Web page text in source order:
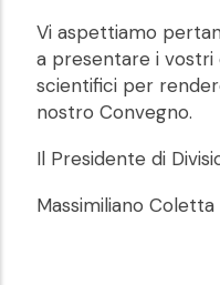
Vi aspettiamo
a presentare i
scientifici per
nostro Convegno.
Il Presidente di
Massimiliano Coletta